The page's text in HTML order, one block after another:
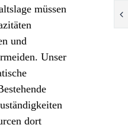
müssen
und
Unser
dort